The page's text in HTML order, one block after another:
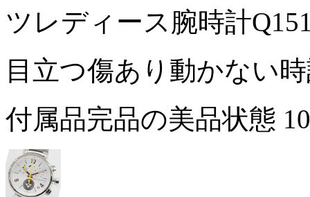
ツレディース腕時計
目立つ傷あり動かない
付属品完品の美品状態